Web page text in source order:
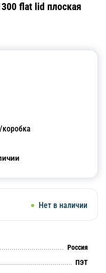
flat lid плоская
Нет в наличии
Россия
ПЭТ